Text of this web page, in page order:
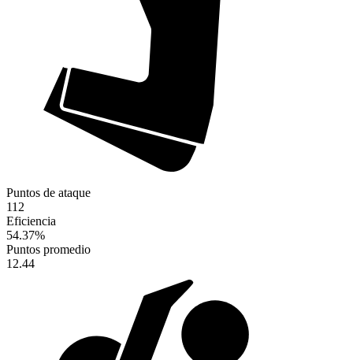
Puntos de ataque
112
Eficiencia
54.37%
Puntos promedio
12.44